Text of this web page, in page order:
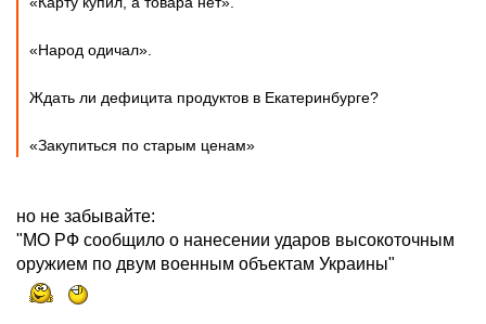
«Народ одичал».
Ждать ли дефицита продуктов в Екатеринбурге?
«Закупиться по старым ценам»
но не забывайте:
"МО РФ сообщило о нанесении ударов высокоточным
оружием по двум военным объектам Украины"